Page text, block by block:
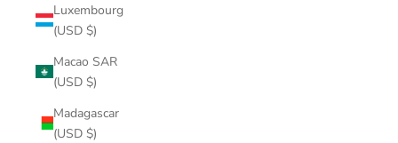
Luxembourg
(USD $)
Macao SAR
(USD $)
Madagascar
(USD $)